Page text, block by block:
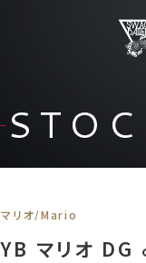
マリオ/Mario
YB マリオ DG